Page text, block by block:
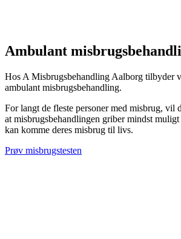
Ambulant
Hos A Misbrugsbehandling Aalborg tilbyder
ambulant misbrugsbehandling.
For langt de fleste personer med misbrug, vil
at misbrugsbehandlingen griber mindst
kan komme deres misbrug til livs.
Prøv misbrugstesten